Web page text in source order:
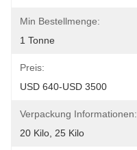
Min Bestellmenge:
1 Tonne
Preis:
USD 640-USD 3500
Verpackung Informationen:
20 Kilo, 25 Kilo